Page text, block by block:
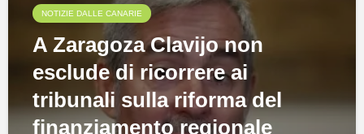
NOTIZIE DALLE CANARIE
A Zaragoza Clavijo non
esclude di ricorrere ai
tribunali sulla riforma del
finanziamento regionale